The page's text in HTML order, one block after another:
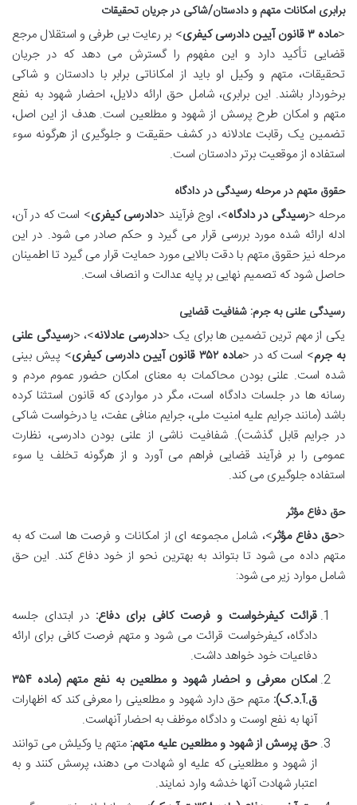
برابری امکانات متهم و دادستان/شاکی در جریان تحقیقات
<ماده ۳ قانون آیین دادرسی کیفری
> بر رعایت بی طرفی و استقلال مرجع
قضایی تأکید دارد و این مفهوم را گسترش می دهد که در جریان
تحقیقات، متهم و وکیل او باید از امکاناتی برابر با دادستان و شاکی
برخوردار باشند. این برابری، شامل حق ارائه دلایل، احضار شهود به نفع
متهم و امکان طرح پرسش از شهود و مطلعین است. هدف از این اصل،
تضمین یک رقابت عادلانه در کشف حقیقت و جلوگیری از هرگونه سوء
استفاده از موقعیت برتر دادستان است.
حقوق متهم در مرحله رسیدگی در دادگاه
مرحله <رسیدگی در دادگاه>، اوج فرآیند <دادرسی کیفری> است که در آن،
ادله ارائه شده مورد بررسی قرار می گیرد و حکم صادر می شود. در این
مرحله نیز حقوق متهم با دقت بالایی مورد حمایت قرار می گیرد تا اطمینان
حاصل شود که تصمیم نهایی بر پایه عدالت و انصاف است.
رسیدگی علنی به جرم: شفافیت قضایی
یکی از مهم ترین تضمین ها برای یک <دادرسی عادلانه>، <رسیدگی علنی
به جرم> است که در <ماده ۳۵۲ قانون آیین دادرسی کیفری
> پیش بینی
شده است. علنی بودن محاکمات به معنای امکان حضور عموم مردم و
رسانه ها در جلسات دادگاه است، مگر در مواردی که قانون استثنا کرده
باشد (مانند جرایم علیه امنیت ملی، جرایم منافی عفت، یا درخواست شاکی
در جرایم قابل گذشت). شفافیت ناشی از علنی بودن دادرسی، نظارت
عمومی را بر فرآیند قضایی فراهم می آورد و از هرگونه تخلف یا سوء
استفاده جلوگیری می کند.
حق دفاع مؤثر
<حق دفاع مؤثر>، شامل مجموعه ای از امکانات و فرصت ها است که به
متهم داده می شود تا بتواند به بهترین نحو از خود دفاع کند. این حق
شامل موارد زیر می شود:
قرائت کیفرخواست و فرصت کافی برای دفاع: در ابتدای جلسه
دادگاه، کیفرخواست قرائت می شود و متهم فرصت کافی برای ارائه
دفاعیات خود خواهد داشت.
امکان معرفی و احضار شهود و مطلعین به نفع متهم (ماده ۳۵۴
ق.آ.د.ک): متهم حق دارد شهود و مطلعینی را معرفی کند که اظهارات
آنها به نفع اوست و دادگاه موظف به احضار آنهاست.
حق پرسش از شهود و مطلعین علیه متهم: متهم یا وکیلش می توانند
از شهود و مطلعینی که علیه او شهادت می دهند، پرسش کنند و به
اعتبار شهادت آنها خدشه وارد نمایند.